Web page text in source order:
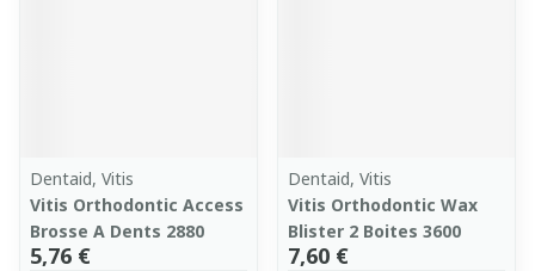
Dentaid, Vitis
Vitis Orthodontic Access
Brosse A Dents 2880
5,76 €
Dentaid, Vitis
Vitis Orthodontic Wax
Blister 2 Boites 3600
7,60 €